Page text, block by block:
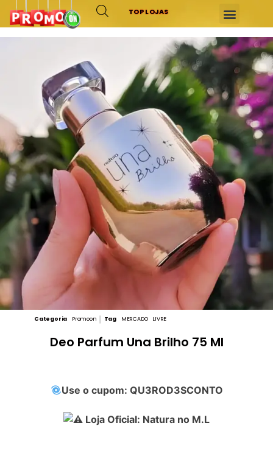
TOP LOJAS
Categoria Promoon Tag MERCADO LIVRE
Deo Parfum Una Brilho 75 Ml
Use o cupom: QU3ROD3SCONTO
Loja Oficial: Natura no M.L